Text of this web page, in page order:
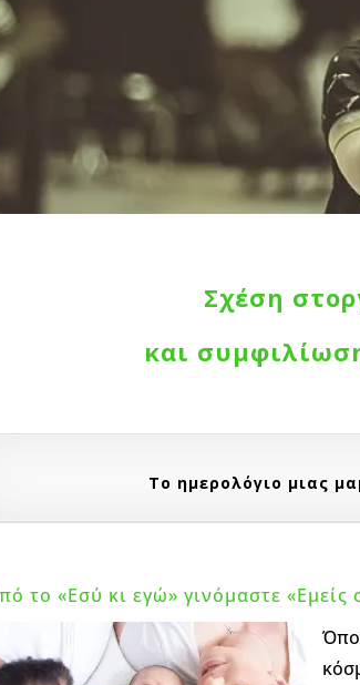
Σχέση
και
Το ημερολόγιο μιας
το «Εσύ κι εγώ» γινόμαστε «Εμείς